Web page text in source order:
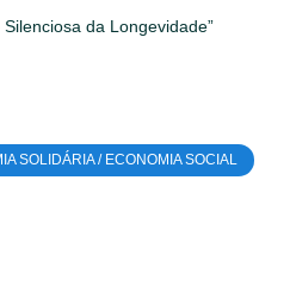
da Longevidade”
SOLIDÁRIA / ECONOMIA SOCIAL